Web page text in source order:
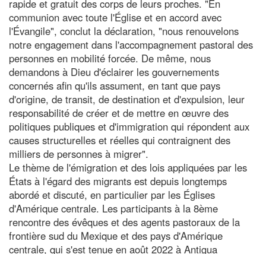
rapide et gratuit des corps de leurs proches. "En
communion avec toute l'Église et en accord avec
l'Évangile", conclut la déclaration, "nous renouvelons
notre engagement dans l'accompagnement pastoral des
personnes en mobilité forcée. De même, nous
demandons à Dieu d'éclairer les gouvernements
concernés afin qu'ils assument, en tant que pays
d'origine, de transit, de destination et d'expulsion, leur
responsabilité de créer et de mettre en œuvre des
politiques publiques et d'immigration qui répondent aux
causes structurelles et réelles qui contraignent des
milliers de personnes à migrer".
Le thème de l'émigration et des lois appliquées par les
États à l'égard des migrants est depuis longtemps
abordé et discuté, en particulier par les Églises
d'Amérique centrale. Les participants à la 8ème
rencontre des évêques et des agents pastoraux de la
frontière sud du Mexique et des pays d'Amérique
centrale, qui s'est tenue en août 2022 à Antigua